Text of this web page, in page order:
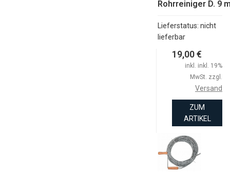
Rohrreiniger D. 9
Lieferstatus: nicht
lieferbar
19,00 €
inkl. inkl. 19%
MwSt. zzgl.
Versand
ZUM
ARTIKEL